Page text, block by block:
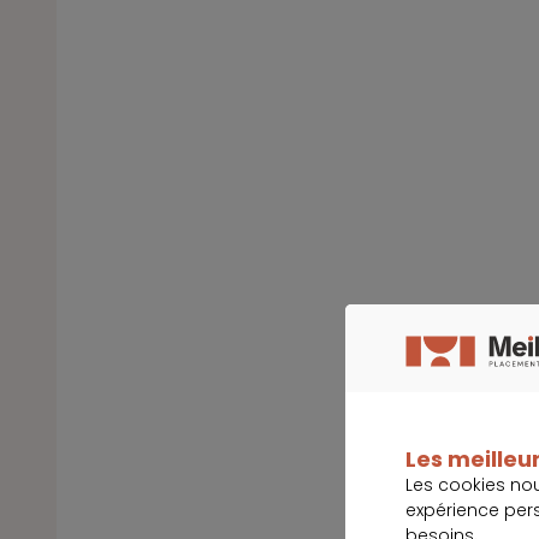
Les
Les cookies
expérience